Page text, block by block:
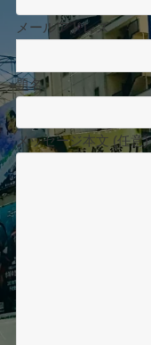
メールアドレス
題名
メッセージ本文 (任意)